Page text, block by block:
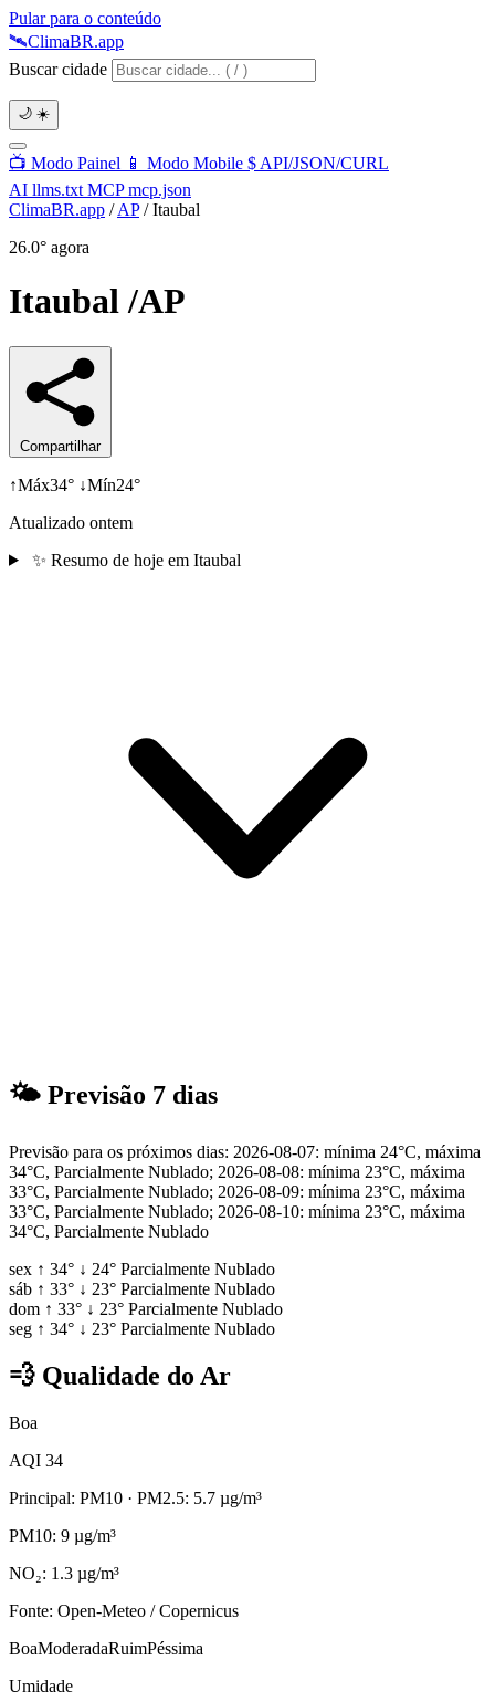
Pular para o conteúdo
🛰️ClimaBR.app
Buscar cidade
🌙 ☀️
📺 Modo Painel 📱 Modo Mobile $ API/JSON/CURL
AI llms.txt MCPmcp.json
ClimaBR.app / AP / Itaubal
26.0° agora
Itaubal/AP
Compartilhar
↑Máx34° ↓Mín24°
Atualizado ontem
✨ Resumo de hoje em Itaubal
🌤 Previsão 7 dias
Previsão para os próximos dias: 2026-08-07: mínima 24°C, máxima
34°C, Parcialmente Nublado; 2026-08-08: mínima 23°C, máxima
33°C, Parcialmente Nublado; 2026-08-09: mínima 23°C, máxima
33°C, Parcialmente Nublado; 2026-08-10: mínima 23°C, máxima
34°C, Parcialmente Nublado
sex ↑ 34° ↓ 24° Parcialmente Nublado
sáb ↑ 33° ↓ 23° Parcialmente Nublado
dom ↑ 33° ↓ 23° Parcialmente Nublado
seg ↑ 34° ↓ 23° Parcialmente Nublado
💨 Qualidade do Ar
Boa
AQI 34
Principal: PM10 · PM2.5: 5.7 µg/m³
PM10: 9 µg/m³
NO₂: 1.3 µg/m³
Fonte: Open-Meteo / Copernicus
BoaModeradaRuimPéssima
Umidade